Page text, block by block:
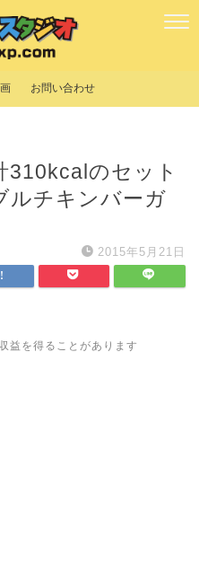
お問い合わせ
310kcalのセット
ルチキンバーガ
2015年5月21日
益を得ることがあります